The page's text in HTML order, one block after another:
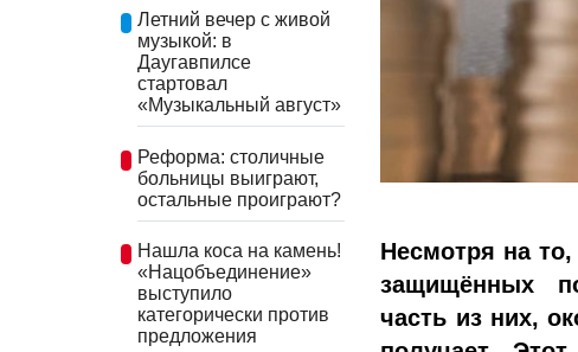
Летний вечер с живой
музыкой: в
Даугавпилсе
стартовал
«Музыкальный август»
Реформа: столичные
больницы выиграют,
остальные проиграют?
Нашла коса на камень!
«Нацобъединение»
выступило
категорически против
предложения
Несмотря на то,
защищённых
часть из них,